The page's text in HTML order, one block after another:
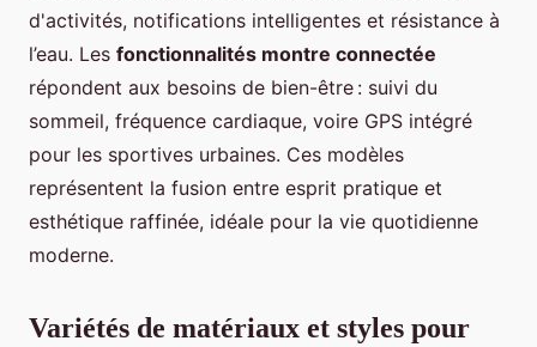
d'activités, notifications intelligentes et résistance à
l’eau. Les fonctionnalités montre connectée
répondent aux besoins de bien-être : suivi du
sommeil, fréquence cardiaque, voire GPS intégré
pour les sportives urbaines. Ces modèles
représentent la fusion entre esprit pratique et
esthétique raffinée, idéale pour la vie quotidienne
moderne.
Variétés de matériaux et styles pour